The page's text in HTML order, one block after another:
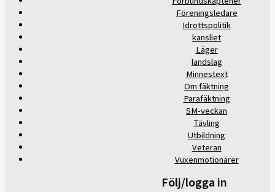
Föreningsledare
Idrottspolitik
kansliet
Läger
landslag
Minnestext
Om fäktning
Parafäktning
SM-veckan
Tävling
Utbildning
Veteran
Vuxenmotionärer
Följ/logga in